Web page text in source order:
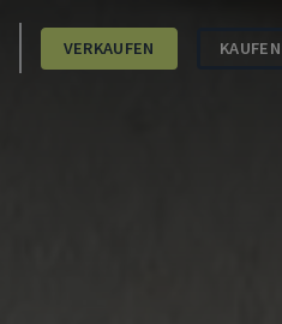
VERKAUFEN KAUFEN